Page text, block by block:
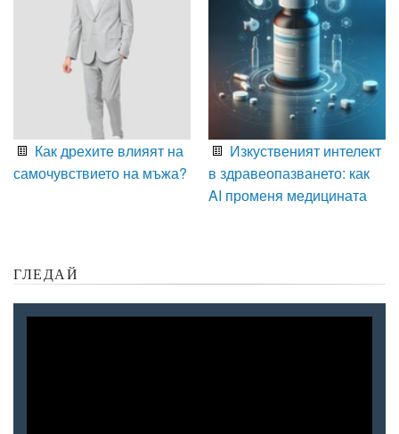
Как дрехите влияят на
самочувствието на мъжа?
Изкуственият интелект
в здравеопазването: как
AI променя медицината
ГЛЕДАЙ